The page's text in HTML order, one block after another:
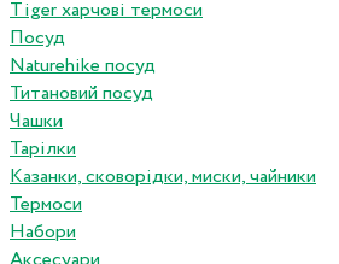
Tiger харчові термоси
Посуд
Naturehike посуд
Титановий посуд
Чашки
Тарілки
Казанки, сковорідки, миски, чайники
Термоси
Набори